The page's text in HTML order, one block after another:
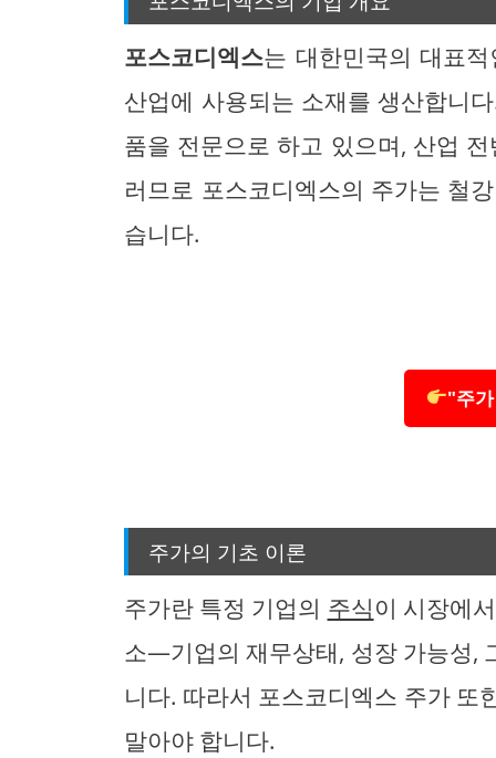
포스코디엑스는 대한민국의 대표
산업에 사용되는 소재를 생산합니
품을 전문으로 하고 있으며, 산업
러므로 포스코디엑스의 주가는 철
습니다.
"주
주가의 기초 이론
주가란 특정 기업의 주식이 시장에
소—기업의 재무상태, 성장 가능성,
니다. 따라서 포스코디엑스 주가 또
말아야 합니다.